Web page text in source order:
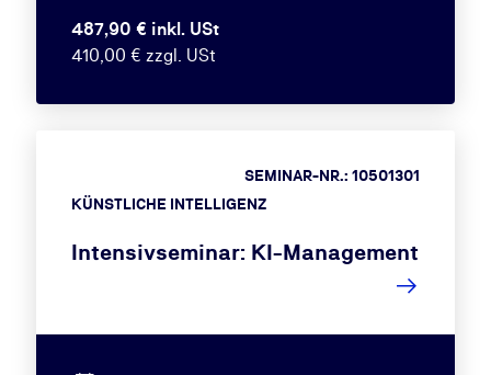
487,90 € inkl. USt
410,00 € zzgl. USt
KÜNSTLICHE INTELLIGENZ
SEMINAR-NR.: 10501301
Intensivseminar: KI-Management